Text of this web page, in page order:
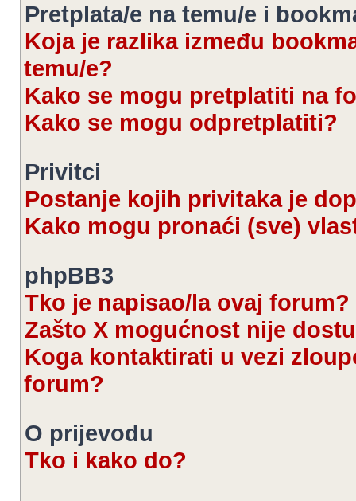
Pretplata/e na temu/e i
Koja je razlika između
temu/e?
Kako se mogu pretplatiti na
Kako se mogu odpretplatiti?
Privitci
Postanje kojih privitaka je
Kako mogu pronaći (sve)
phpBB3
Tko je napisao/la ovaj forum?
Zašto X mogućnost nije
Koga kontaktirati u vezi
forum?
O prijevodu
Tko i kako do?